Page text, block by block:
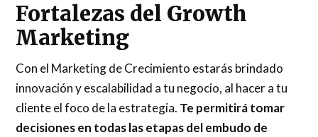
Fortalezas del Growth
Marketing
Con el Marketing de Crecimiento estarás brindado
innovación y escalabilidad a tu negocio, al hacer a tu
cliente el foco de la estrategia. Te permitirá tomar
decisiones en todas las etapas del embudo de